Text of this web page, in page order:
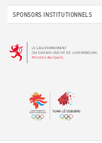
SPONSORS INSTITUTIONNELS